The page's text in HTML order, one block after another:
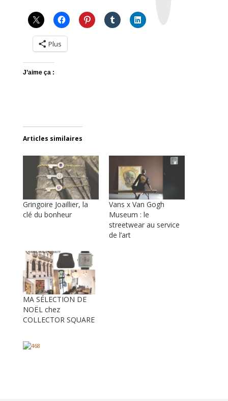
Plus
J’aime ça :
Articles similaires
Gringoire Joaillier, la
clé du bonheur
Vans x Van Gogh
Museum : le
streetwear au service
de l’art
MA SÉLECTION DE
NOËL chez
COLLECTOR SQUARE